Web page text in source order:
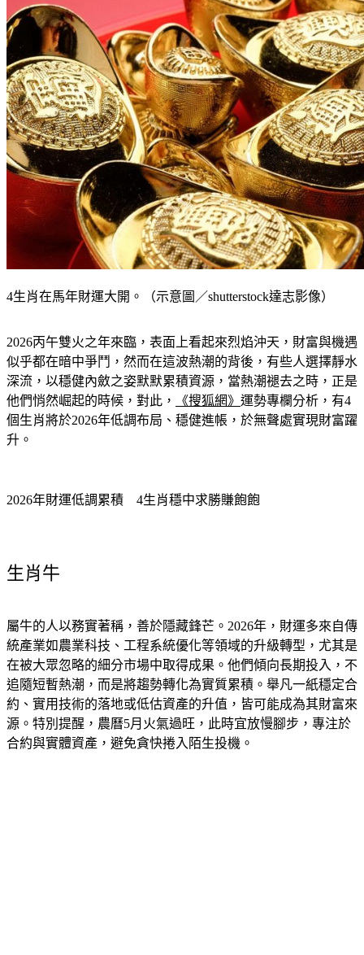
4生肖在馬年財運大開。（示意圖／shutterstock達志影像）
2026丙午雙火之年來臨，表面上看起來烈焰沖天，財富與機遇
似乎都在暗中爭鬥，然而在這波熱潮的背後，有些人選擇靜水
深流，以穩健內斂之姿默默累積資源，當熱潮褪去之時，正是
他們悄然崛起的時候，對此，
《搜狐網》 運勢專欄分析，有4
個生肖將於2026年低調布局、穩健進帳，於無聲處實現財富躍
升。
2026年財運低調累積　4生肖穩中求勝賺飽飽
生肖牛
屬牛的人以務實著稱，善於隱藏鋒芒。2026年，財運多來自傳
統產業如農業科技、工程系統優化等領域的升級轉型，尤其是
在被大眾忽略的細分市場中取得成果。他們傾向長期投入，不
追隨短暫熱潮，而是將趨勢轉化為實質累積。舉凡一紙穩定合
約、實用技術的落地或低估資產的升值，皆可能成為其財富來
源。特別提醒，農曆5月火氣過旺，此時宜放慢腳步，專注於
合約與實體資產，避免貪快捲入陌生投機。